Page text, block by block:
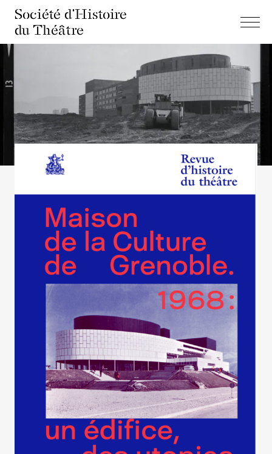
Société d'Histoire
du Théâtre